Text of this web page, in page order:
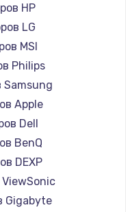
Fi
HP
LG
MSI
Philips
Apple
Dell
BenQ
DEXP
Gigabyte